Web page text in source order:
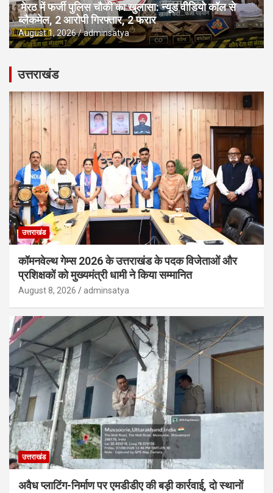
मेरठ में फर्जी पुलिस चौकी का खुलासा: न्यूड वीडियो कॉल से
ब्लैकमेल, 2 आरोपी गिरफ्तार, 2 फरार
August 1, 2026 adminsatya
उत्तराखंड
उत्तराखंड
कॉमनवेल्थ गेम्स 2026 के उत्तराखंड के पदक विजेताओं और
प्रशिक्षकों को मुख्यमंत्री धामी ने किया सम्मानित
August 8, 2026 adminsatya
उत्तराखंड
अवैध प्लाटिंग-निर्माण पर एमडीडीए की बड़ी कार्रवाई, दो स्थानों